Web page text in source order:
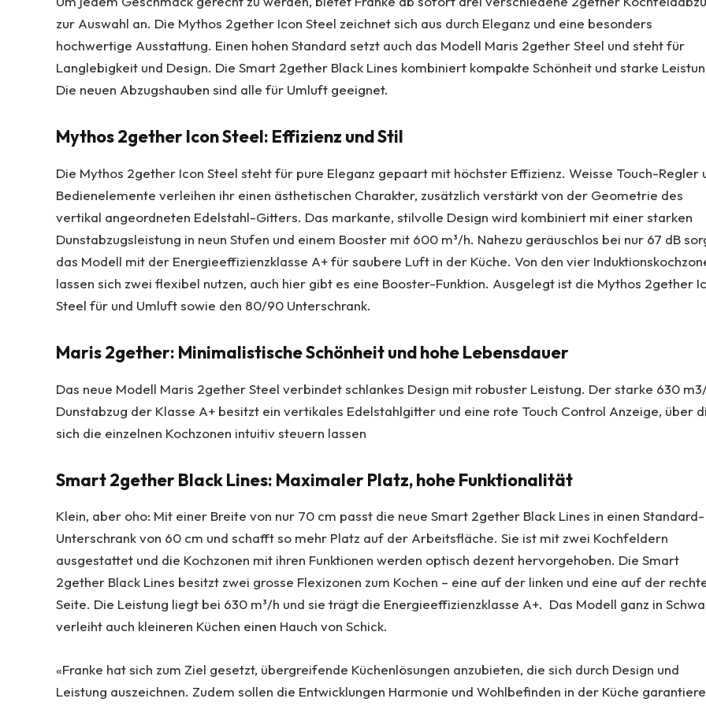
zur Auswahl an. Die Mythos 2gether Icon Steel zeichnet sich aus durch Eleganz und eine besonders
hochwertige Ausstattung. Einen hohen Standard setzt auch das Modell Maris 2gether Steel und steht für
Langlebigkeit und Design. Die Smart 2gether Black Lines kombiniert kompakte Schönheit und starke
Die neuen Abzugshauben sind alle für Umluft geeignet.
Mythos 2gether Icon Steel: Effizienz und Stil
Die Mythos 2gether Icon Steel steht für pure Eleganz gepaart mit höchster Effizienz. Weisse Touch-Regler
Bedienelemente verleihen ihr einen ästhetischen Charakter, zusätzlich verstärkt von der Geometrie des
vertikal angeordneten Edelstahl-Gitters. Das markante, stilvolle Design wird kombiniert mit einer starken
Dunstabzugsleistung in neun Stufen und einem Booster mit 600 m³/h. Nahezu geräuschlos bei nur 67 dB
das Modell mit der Energieeffizienzklasse A+ für saubere Luft in der Küche. Von den vier
lassen sich zwei flexibel nutzen, auch hier gibt es eine Booster-Funktion. Ausgelegt ist die Mythos 2gether
Steel für und Umluft sowie den 80/90 Unterschrank.
Maris 2gether: Minimalistische Schönheit und hohe Lebensdauer
Das neue Modell Maris 2gether Steel verbindet schlankes Design mit robuster Leistung. Der starke 630
Dunstabzug der Klasse A+ besitzt ein vertikales Edelstahlgitter und eine rote Touch Control Anzeige, über
sich die einzelnen Kochzonen intuitiv steuern lassen
Smart 2gether Black Lines: Maximaler Platz, hohe Funktionalität
Klein, aber oho: Mit einer Breite von nur 70 cm passt die neue Smart 2gether Black Lines in einen Standard-
Unterschrank von 60 cm und schafft so mehr Platz auf der Arbeitsfläche. Sie ist mit zwei Kochfeldern
ausgestattet und die Kochzonen mit ihren Funktionen werden optisch dezent hervorgehoben. Die Smart
2gether Black Lines besitzt zwei grosse Flexizonen zum Kochen – eine auf der linken und eine auf der
Seite. Die Leistung liegt bei 630 m³/h und sie trägt die Energieeffizienzklasse A+. Das Modell ganz in
verleiht auch kleineren Küchen einen Hauch von Schick.
«Franke hat sich zum Ziel gesetzt, übergreifende Küchenlösungen anzubieten, die sich durch Design und
Leistung auszeichnen. Zudem sollen die Entwicklungen Harmonie und Wohlbefinden in der Küche